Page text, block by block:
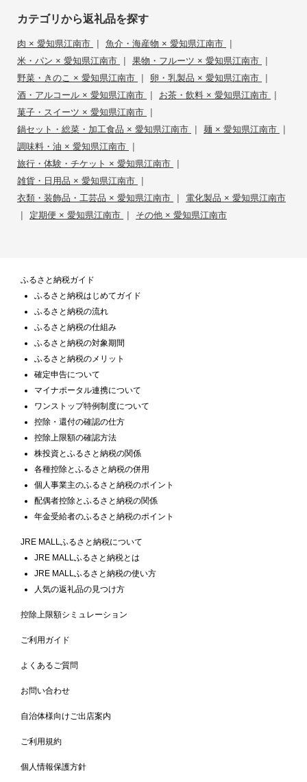
カテゴリから返礼品を探す
肉 × 愛知県江南市 | 魚介・海産物 × 愛知県江南市 |
米・パン × 愛知県江南市 | 果物・フルーツ × 愛知県江南市 |
野菜・きのこ × 愛知県江南市 | 卵・乳製品 × 愛知県江南市 |
酒・アルコール × 愛知県江南市 | お茶・飲料 × 愛知県江南市 |
菓子・スイーツ × 愛知県江南市 |
鍋セット・総菜・加工食品 × 愛知県江南市 | 麺 × 愛知県江南市 |
調味料・油 × 愛知県江南市 |
旅行・体験・チケット × 愛知県江南市 |
雑貨・日用品 × 愛知県江南市 |
衣類・装飾品・工芸品 × 愛知県江南市 | 電化製品 × 愛知県江南市
| 定期便 × 愛知県江南市 | その他 × 愛知県江南市
ふるさと納税ガイド
ふるさと納税はじめてガイド
ふるさと納税の流れ
ふるさと納税の仕組み
ふるさと納税の対象期間
ふるさと納税のメリット
確定申告について
マイナポータル連携について
ワンストップ特例制度について
控除・還付の確認の仕方
控除上限額の確認方法
株投資とふるさと納税の関係
各種控除とふるさと納税の併用
個人事業主のふるさと納税のポイント
配偶者控除とふるさと納税の関係
年金受給者のふるさと納税のポイント
JRE MALLふるさと納税について
JRE MALLふるさと納税とは
JRE MALLふるさと納税の使い方
人気の返礼品の見つけ方
控除上限額シミュレーション
ご利用ガイド
よくあるご質問
お問い合わせ
自治体様向けご出店案内
ご利用規約
個人情報保護方針